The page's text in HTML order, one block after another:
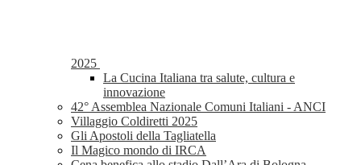
2025
La Cucina Italiana tra salute, cultura e
innovazione
42° Assemblea Nazionale Comuni Italiani - ANCI
Villaggio Coldiretti 2025
Gli Apostoli della Tagliatella
Il Magico mondo di IRCA